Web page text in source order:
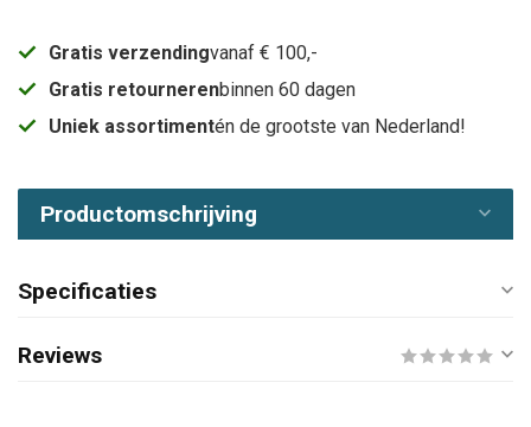
Gratis verzendingvanaf € 100,-
Gratis retournerenbinnen 60 dagen
Uniek assortimentén de grootste van Nederland!
Productomschrijving
Specificaties
Reviews